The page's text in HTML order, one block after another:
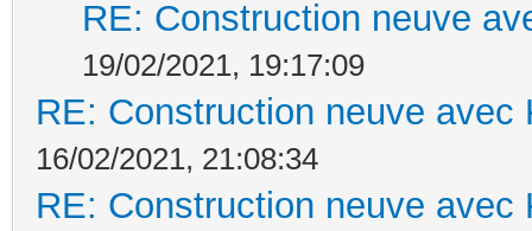
RE: Construction neuve
19/02/2021, 19:17:09
RE: Construction neuve avec
16/02/2021, 21:08:34
RE: Construction neuve avec